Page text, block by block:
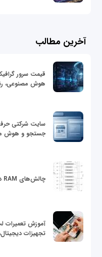
آخرین مطالب
هوش مصنوعی،
سایت شرکتی
جستجو و هوش
چالش‌های RAM در Workloadهای محاسباتی HPC
آموزش تعمیرات
تجهیزات